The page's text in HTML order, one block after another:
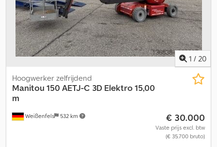
van het frame
1 / 20
Weißenfels 532 km
Hoogwerker zelfrijdend
Manitou 150 AETJ-C 3D Elektro 15,00
m
€ 30.000
Vaste prijs excl. btw
(€ 35.700 bruto)